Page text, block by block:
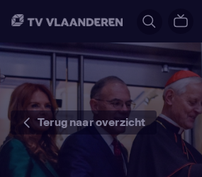
Terug naar overzicht